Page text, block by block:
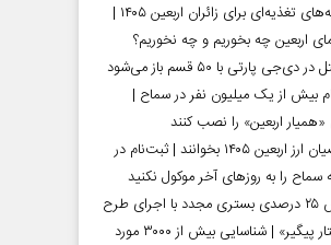
توصیه‌های تغذیه‌ای برای زائران اربعین ۱۴۰۵ |
اربعین چه بخوریم و چه نخوریم؟
دی‌جی پارتی با ۵۰ قسم باز می‌شود
بیش از یک میلیون نفر در سماح |
«همیار اربعین» را نصب کنند
متقاضیان ارز اربعین ۱۴۰۵ بخوانند | ثبت‌نام در
سماح را به روز‌های آخر موکول نکنید
کاهش ۲۵ درصدی بستری مجدد با اجرای طرح
«پرستار پیگیر» | شناسایی بیش از ۳۰۰۰ مورد